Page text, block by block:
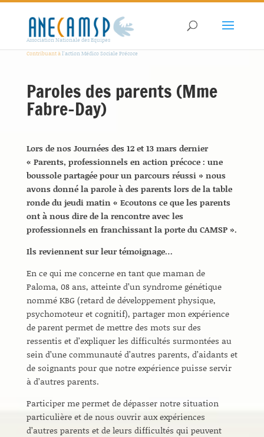
Association Nationale des Equipes
Contribuant àl'action Médico Sociale Précoce
Paroles des parents (Mme
Fabre-Day)
Lors de nos Journées des 12 et 13 mars dernier
« Parents, professionnels en action précoce : une
boussole partagée pour un parcours réussi » nous
avons donné la parole à des parents lors de la table
ronde du jeudi matin « Ecoutons ce que les parents
ont à nous dire de la rencontre avec les
professionnels en franchissant la porte du CAMSP ».
Ils reviennent sur leur témoignage…
En ce qui me concerne en tant que maman de
Paloma, 08 ans, atteinte d’un syndrome génétique
nommé KBG (retard de développement physique,
psychomoteur et cognitif), partager mon expérience
de parent permet de mettre des mots sur des
ressentis et d’expliquer les difficultés surmontées au
sein d’une communauté d’autres parents, d’aidants et
de soignants pour que notre expérience puisse servir
à d’autres parents.
Participer me permet de dépasser notre situation
particulière et de nous ouvrir aux expériences
d’autres parents et de leurs difficultés qui peuvent